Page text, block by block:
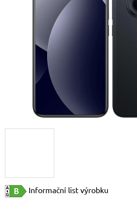
Informační list výrobku